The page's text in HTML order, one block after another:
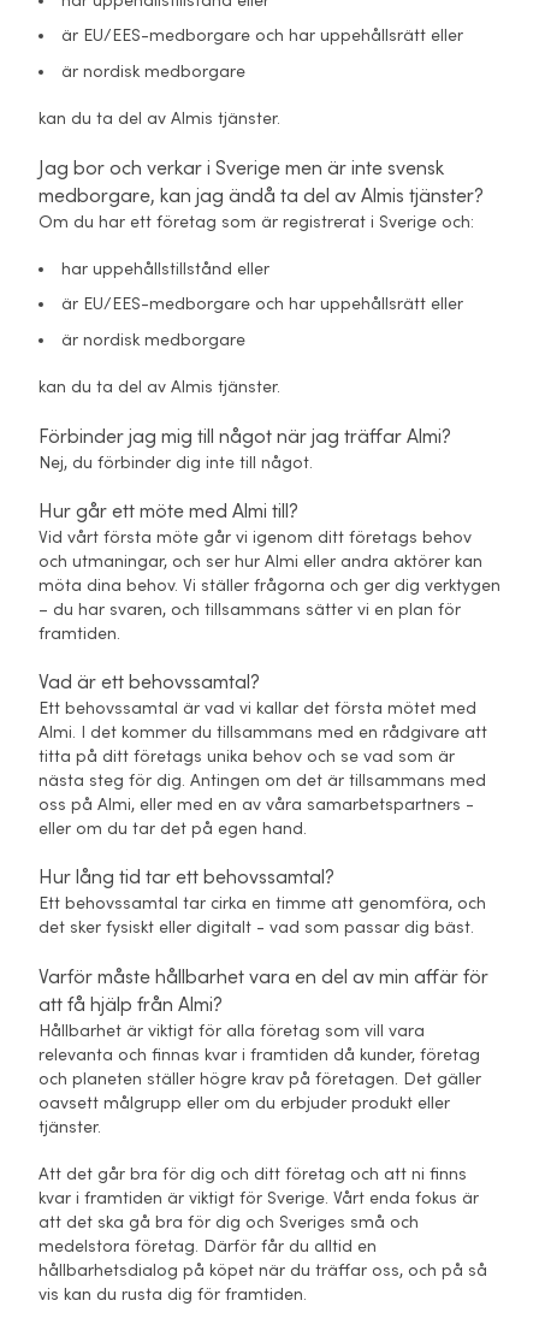
är EU/EES-medborgare och har uppehållsrätt eller
är nordisk medborgare
kan du ta del av Almis tjänster.
Jag bor och verkar i Sverige men är inte svensk
medborgare, kan jag ändå ta del av Almis tjänster?
Om du har ett företag som är registrerat i Sverige och:
har uppehållstillstånd eller
är EU/EES-medborgare och har uppehållsrätt eller
är nordisk medborgare
kan du ta del av Almis tjänster.
Förbinder jag mig till något när jag träffar Almi?
Nej, du förbinder dig inte till något.
Hur går ett möte med Almi till?
Vid vårt första möte går vi igenom ditt företags behov
och utmaningar, och ser hur Almi eller andra aktörer kan
möta dina behov. Vi ställer frågorna och ger dig verktygen
– du har svaren, och tillsammans sätter vi en plan för
framtiden.
Vad är ett behovssamtal?
Ett behovssamtal är vad vi kallar det första mötet med
Almi. I det kommer du tillsammans med en rådgivare att
titta på ditt företags unika behov och se vad som är
nästa steg för dig. Antingen om det är tillsammans med
oss på Almi, eller med en av våra samarbetspartners -
eller om du tar det på egen hand.
Hur lång tid tar ett behovssamtal?
Ett behovssamtal tar cirka en timme att genomföra, och
det sker fysiskt eller digitalt - vad som passar dig bäst.
Varför måste hållbarhet vara en del av min affär för
att få hjälp från Almi?
Hållbarhet är viktigt för alla företag som vill vara
relevanta och finnas kvar i framtiden då kunder, företag
och planeten ställer högre krav på företagen. Det gäller
oavsett målgrupp eller om du erbjuder produkt eller
tjänster.
Att det går bra för dig och ditt företag och att ni finns
kvar i framtiden är viktigt för Sverige. Vårt enda fokus är
att det ska gå bra för dig och Sveriges små och
medelstora företag. Därför får du alltid en
hållbarhetsdialog på köpet när du träffar oss, och på så
vis kan du rusta dig för framtiden.